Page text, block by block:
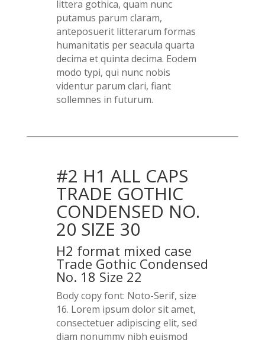
littera gothica, quam nunc
putamus parum claram,
anteposuerit litterarum formas
humanitatis per seacula quarta
decima et quinta decima. Eodem
modo typi, qui nunc nobis
videntur parum clari, fiant
sollemnes in futurum.
#2 H1 ALL CAPS
TRADE GOTHIC
CONDENSED NO.
20 SIZE 30
H2 format mixed case
Trade Gothic Condensed
No. 18 Size 22
Body copy font: Noto-Serif, size
16. Lorem ipsum dolor sit amet,
consectetuer adipiscing elit, sed
diam nonummy nibh euismod